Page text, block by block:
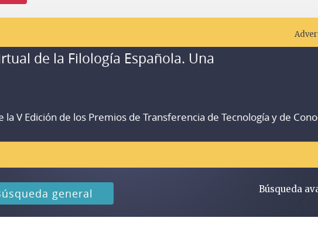
de la Filología Española. Una
V Edición de los Premios de Transferencia de Tecnología y de
general Búsqueda